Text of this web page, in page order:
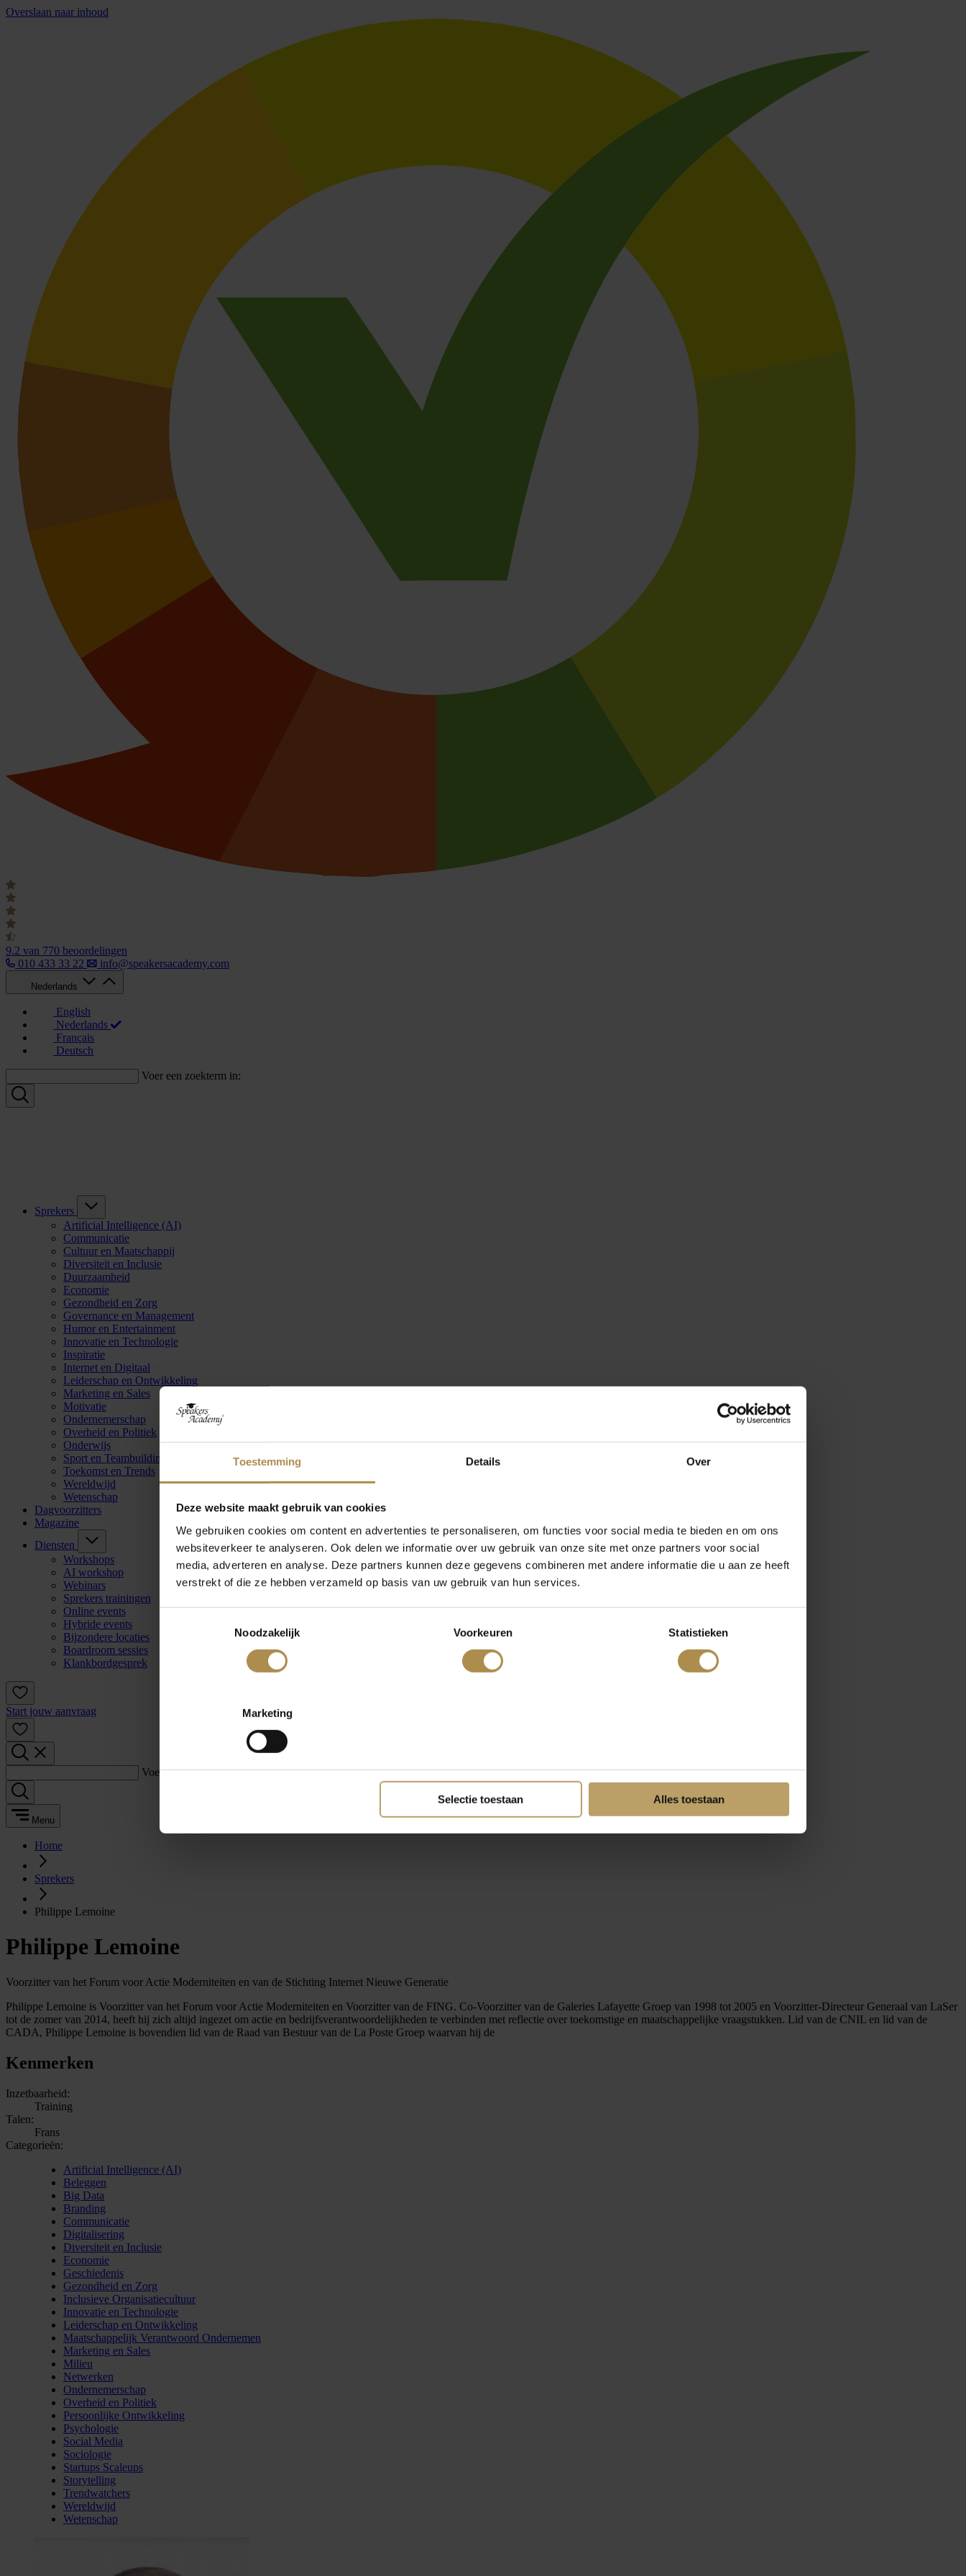
Toestemming Details Over
Deze website maakt gebruik van cookies
We gebruiken cookies om content en advertenties te personaliseren, om functies voor social media te bieden en om ons
websiteverkeer te analyseren. Ook delen we informatie over uw gebruik van onze site met onze partners voor social
media, adverteren en analyse. Deze partners kunnen deze gegevens combineren met andere informatie die u aan ze heeft
verstrekt of die ze hebben verzameld op basis van uw gebruik van hun services.
Noodzakelijk
Voorkeuren Statistieken
Marketing
Selectie toestaan Alles toestaan
Overslaan naar inhoud
9.2 van 770 beoordelingen
010 433 33 22
info@speakersacademy.com
Nederlands
English
Nederlands
Français
Deutsch
Voer een zoekterm in:
Sprekers
Artificial Intelligence (AI)
Communicatie
Cultuur en Maatschappij
Diversiteit en Inclusie
Duurzaamheid
Economie
Gezondheid en Zorg
Governance en Management
Humor en Entertainment
Innovatie en Technologie
Inspiratie
Internet en Digitaal
Leiderschap en Ontwikkeling
Marketing en Sales
Motivatie
Ondernemerschap
Overheid en Politiek
Onderwijs
Sport en Teambuilding
Toekomst en Trends
Wereldwijd
Wetenschap
Dagvoorzitters
Magazine
Diensten
Workshops
AI workshop
Webinars
Sprekers trainingen
Online events
Hybride events
Bijzondere locaties
Boardroom sessies
Klankbordgesprek
Start jouw aanvraag
Voer een zoekterm in:
Menu
Home
Sprekers
Philippe Lemoine
Philippe Lemoine
Voorzitter van het Forum voor Actie Moderniteiten en van de Stichting Internet Nieuwe Generatie
Philippe Lemoine is Voorzitter van het Forum voor Actie Moderniteiten en Voorzitter van de FING. Co-Voorzitter van de Galeries Lafayette Groep van 1998 tot 2005 en Voorzitter-Directeur Generaal van LaSer
tot de zomer van 2014, heeft hij zich altijd ingezet om actie en bedrijfsverantwoordelijkheden te verbinden met reflectie over toekomstige en maatschappelijke vraagstukken. Lid van de CNIL en lid van de
CADA, Philippe Lemoine is bovendien lid van de Raad van Bestuur van de La Poste Groep waarvan hij de
Kenmerken
Inzetbaarheid:
Training
Talen:
Frans
Categorieën:
Artificial Intelligence (AI)
Beleggen
Big Data
Branding
Communicatie
Digitalisering
Diversiteit en Inclusie
Economie
Geschiedenis
Gezondheid en Zorg
Inclusieve Organisatiecultuur
Innovatie en Technologie
Leiderschap en Ontwikkeling
Maatschappelijk Verantwoord Ondernemen
Marketing en Sales
Milieu
Netwerken
Ondernemerschap
Overheid en Politiek
Persoonlijke Ontwikkeling
Psychologie
Social Media
Sociologie
Startups Scaleups
Storytelling
Trendwatchers
Wereldwijd
Wetenschap